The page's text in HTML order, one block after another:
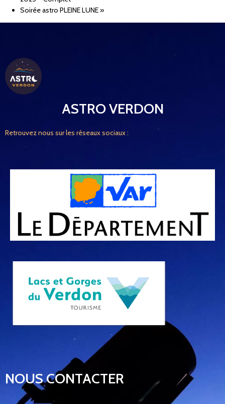
Soirée astro PLEINE LUNE»
ASTRO VERDON
Retrouvez nous sur les réseaux sociaux :
NOUS CONTACTER